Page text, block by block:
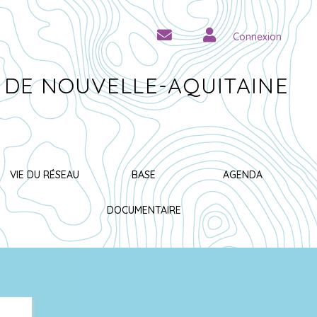
Connexion
DE NOUVELLE-AQUITAINE
VIE DU RÉSEAU BASE
DOCUMENTAIRE
AGENDA